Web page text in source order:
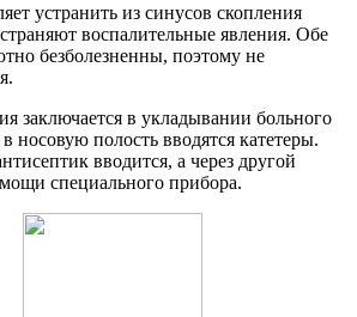
устранить из синусов скопления
воспалительные явления. Обе
безболезненны, поэтому не
заключается в укладывании больного
носовую полость вводятся катетеры.
вводится, а через другой
специального прибора.